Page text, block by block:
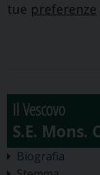
tue preferenze
Il Vescovo
Biografia